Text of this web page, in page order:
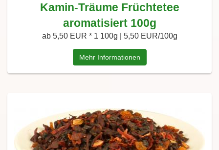
Kamin-Träume Früchtetee
aromatisiert 100g
ab 5,50 EUR * 1 100g | 5,50 EUR/100g
Mehr Informationen